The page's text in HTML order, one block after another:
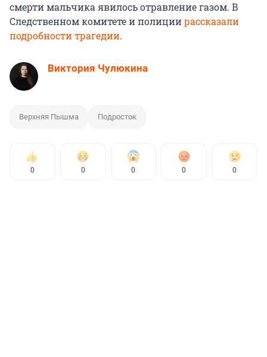
смерти мальчика явилось отравление газом. В
Следственном комитете и полициирассказали
подробности трагедии.
Виктория Чулюкина
Верхняя Пышма Подросток
0 0 0 0 0